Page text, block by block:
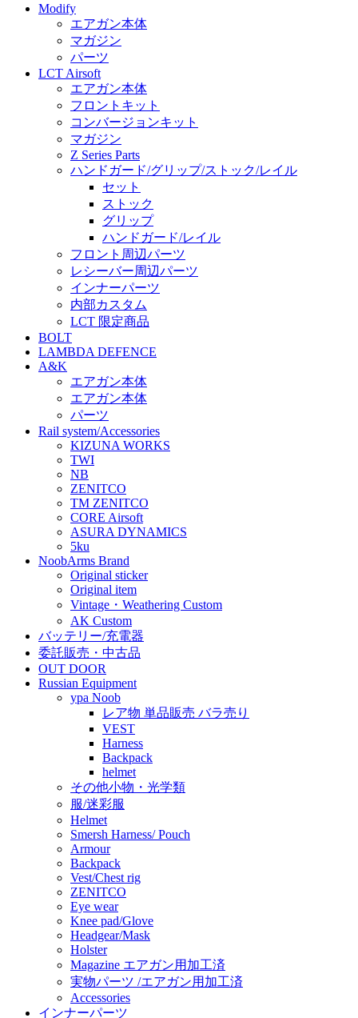
Modify
エアガン本体
マガジン
パーツ
LCT Airsoft
エアガン本体
フロントキット
コンバージョンキット
マガジン
Z Series Parts
ハンドガード/グリップ/ストック/レイル
セット
ストック
グリップ
ハンドガード/レイル
フロント周辺パーツ
レシーバー周辺パーツ
インナーパーツ
内部カスタム
LCT 限定商品
BOLT
LAMBDA DEFENCE
A&K
エアガン本体
エアガン本体
パーツ
Rail system/Accessories
KIZUNA WORKS
TWI
NB
ZENITCO
TM ZENITCO
CORE Airsoft
ASURA DYNAMICS
5ku
NoobArms Brand
Original sticker
Original item
Vintage・Weathering Custom
AK Custom
バッテリー/充電器
委託販売・中古品
OUT DOOR
Russian Equipment
ypa Noob
レア物 単品販売 バラ売り
VEST
Harness
Backpack
helmet
その他小物・光学類
服/迷彩服
Helmet
Smersh Harness/ Pouch
Armour
Backpack
Vest/Chest rig
ZENITCO
Eye wear
Knee pad/Glove
Headgear/Mask
Holster
Magazine エアガン用加工済
実物パーツ /エアガン用加工済
Accessories
インナーパーツ